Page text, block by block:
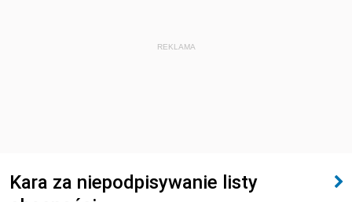
REKLAMA
Kara za niepodpisywanie listy